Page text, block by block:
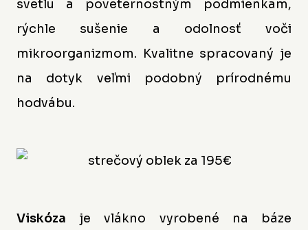
svetlu a poveternostným podmienkam,
rýchle sušenie a odolnosť voči
mikroorganizmom. Kvalitne spracovaný je
na dotyk veľmi podobný prírodnému
hodvábu.
Viskóza je vlákno vyrobené na báze